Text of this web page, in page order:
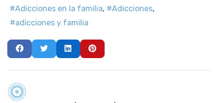
Adicciones en la familia
Adicciones
adicciones y familia